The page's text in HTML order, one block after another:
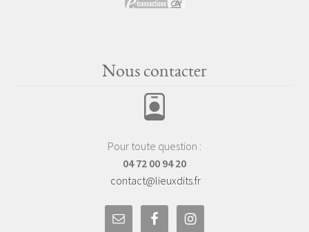
Nous contacter
Pour toute question :
04 72 00 94 20
contact@lieuxdits.fr